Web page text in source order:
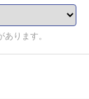
ります。